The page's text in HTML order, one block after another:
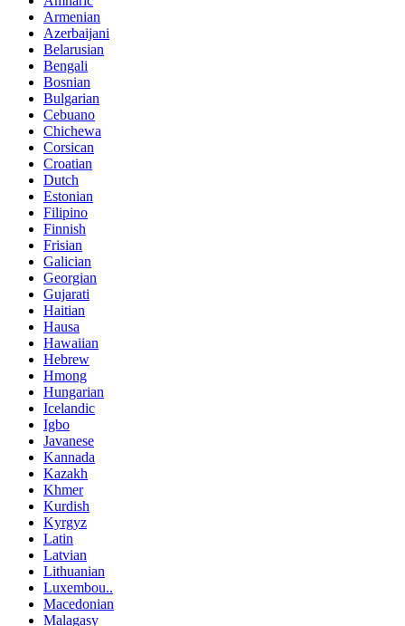
Armenian
Azerbaijani
Belarusian
Bengali
Bosnian
Bulgarian
Cebuano
Chichewa
Corsican
Croatian
Dutch
Estonian
Filipino
Finnish
Frisian
Galician
Georgian
Gujarati
Haitian
Hausa
Hawaiian
Hebrew
Hmong
Hungarian
Icelandic
Igbo
Javanese
Kannada
Kazakh
Khmer
Kurdish
Kyrgyz
Latin
Latvian
Lithuanian
Luxembou..
Macedonian
Malagasy